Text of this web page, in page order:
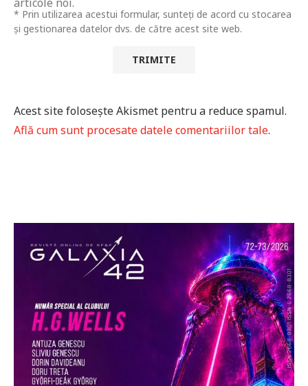
* Prin utilizarea acestui formular, sunteți de acord cu stocarea
și gestionarea datelor dvs. de către acest site web.
Acest site folosește Akismet pentru a reduce spamul.
Află cum sunt procesate datele comentariilor tale.